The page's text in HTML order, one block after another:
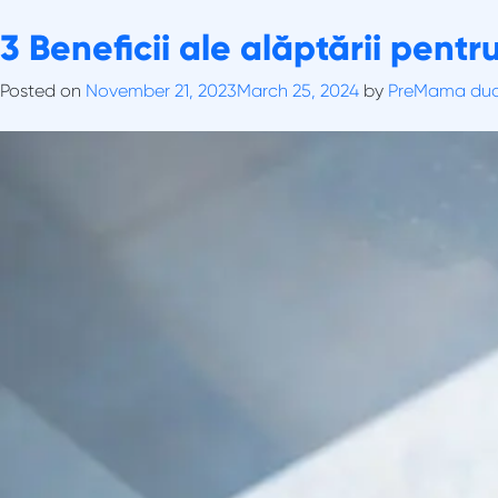
to
content
Depre Noi
Tag:lapte formula
3 Beneficii ale alăptării
Posted on November 21, 2023March 25, 2024 by PreMama